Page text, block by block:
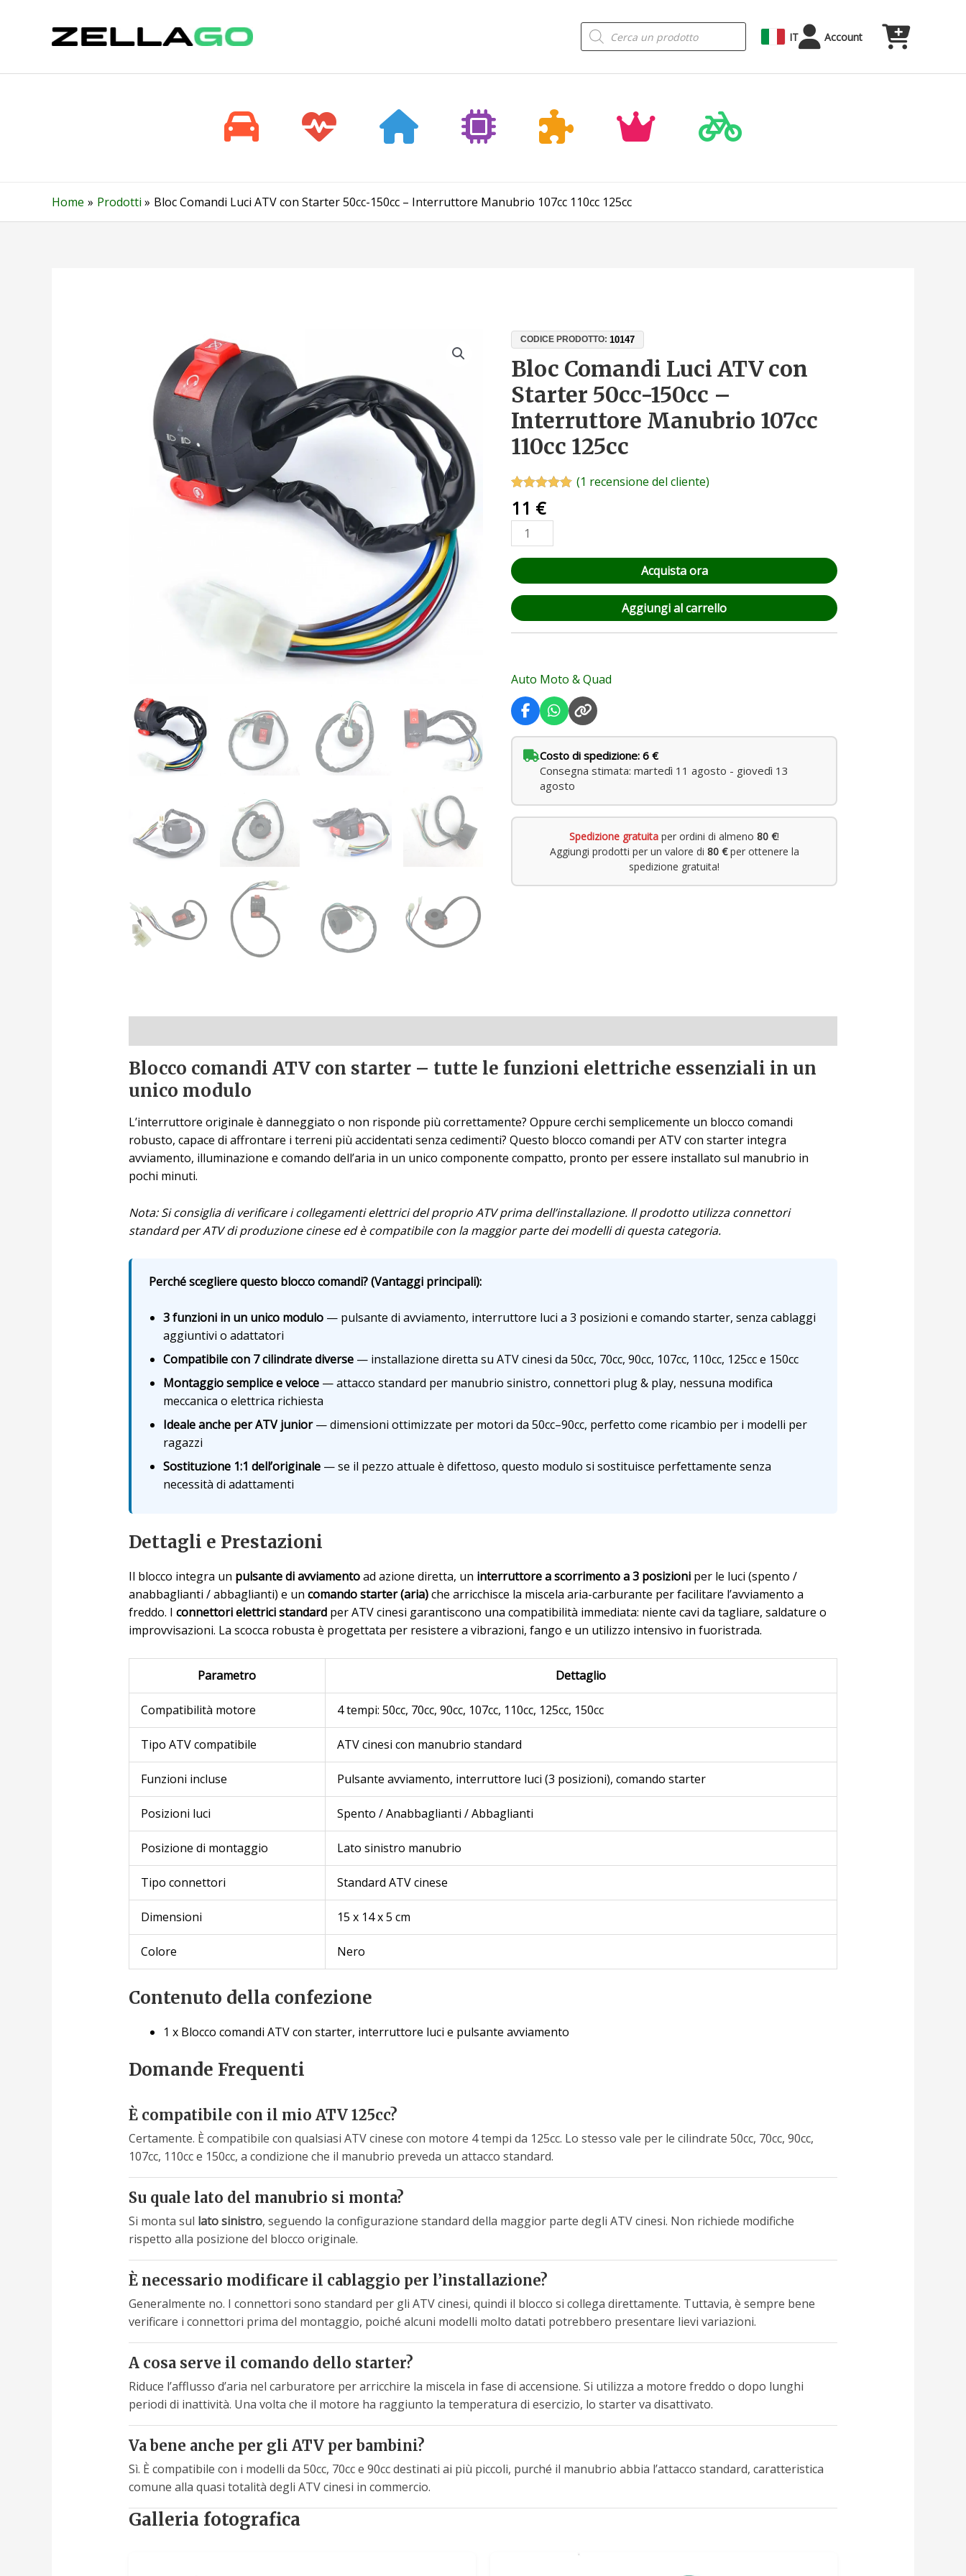
contenuto
Products
search IT Account
Home Prodotti Bloc Comandi Luci ATV con Starter 50cc-150cc – Interruttore Manubrio 107cc 110cc 125cc
CODICE PRODOTTO:10147
Bloc Comandi Luci ATV con
Starter 50cc-150cc –
Interruttore Manubrio 107cc
110cc 125cc
su 5 su
base di
recensioni
(1 recensione del cliente)
11 €
Bloc
Comandi
Luci
ATV
con
Starter
50cc-
–
Interruttore
Manubrio
107cc
125cc
quantità
Acquista ora
Aggiungi al carrello
Auto Moto & Quad
Costo di spedizione: 6 €
Consegna stimata: martedì 11 agosto - giovedì 13
agosto
Spedizione gratuita per ordini di almeno80 €!
Aggiungi prodotti per un valore di 80 €per ottenere la
spedizione gratuita!
Blocco comandi ATV con starter – tutte le funzioni elettriche essenziali in un
unico modulo
L’interruttore originale è danneggiato o non risponde più correttamente? Oppure cerchi semplicemente un blocco comandi
robusto, capace di affrontare i terreni più accidentati senza cedimenti? Questo blocco comandi per ATV con starter integra
avviamento, illuminazione e comando dell’aria in un unico componente compatto, pronto per essere installato sul manubrio in
pochi minuti.
Nota: Si consiglia di verificare i collegamenti elettrici del proprio ATV prima dell’installazione. Il prodotto utilizza connettori
standard per ATV di produzione cinese ed è compatibile con la maggior parte dei modelli di questa categoria.
Perché scegliere questo blocco comandi? (Vantaggi principali):
3 funzioni in un unico modulo— pulsante di avviamento, interruttore luci a 3 posizioni e comando starter, senza cablaggi
aggiuntivi o adattatori
Compatibile con 7 cilindrate diverse— installazione diretta su ATV cinesi da 50cc, 70cc, 90cc, 107cc, 110cc, 125cc e 150cc
Montaggio semplice e veloce— attacco standard per manubrio sinistro, connettori plug & play, nessuna modifica
meccanica o elettrica richiesta
Ideale anche per ATV junior— dimensioni ottimizzate per motori da 50cc–90cc, perfetto come ricambio per i modelli per
ragazzi
Sostituzione 1:1 dell’originale— se il pezzo attuale è difettoso, questo modulo si sostituisce perfettamente senza
necessità di adattamenti
Dettagli e Prestazioni
Il blocco integra un pulsante di avviamentoad azione diretta, un interruttore a scorrimento a 3 posizioniper le luci (spento /
anabbaglianti / abbaglianti) e un comando starter (aria)che arricchisce la miscela aria-carburante per facilitare l’avviamento a
freddo. I connettori elettrici standardper ATV cinesi garantiscono una compatibilità immediata: niente cavi da tagliare, saldature o
improvvisazioni. La scocca robusta è progettata per resistere a vibrazioni, fango e un utilizzo intensivo in fuoristrada.
Parametro Dettaglio
Compatibilità motore 4 tempi: 50cc, 70cc, 90cc, 107cc, 110cc, 125cc, 150cc
Tipo ATV compatibile ATV cinesi con manubrio standard
Funzioni incluse Pulsante avviamento, interruttore luci (3 posizioni), comando starter
Posizioni luci Spento / Anabbaglianti / Abbaglianti
Posizione di montaggio Lato sinistro manubrio
Tipo connettori Standard ATV cinese
Dimensioni 15 x 14 x 5 cm
Colore Nero
Contenuto della confezione
1 x Blocco comandi ATV con starter, interruttore luci e pulsante avviamento
Domande Frequenti
È compatibile con il mio ATV 125cc?
Certamente. È compatibile con qualsiasi ATV cinese con motore 4 tempi da 125cc. Lo stesso vale per le cilindrate 50cc, 70cc, 90cc,
107cc, 110cc e 150cc, a condizione che il manubrio preveda un attacco standard.
Su quale lato del manubrio si monta?
Si monta sul lato sinistro, seguendo la configurazione standard della maggior parte degli ATV cinesi. Non richiede modifiche
rispetto alla posizione del blocco originale.
È necessario modificare il cablaggio per l’installazione?
Generalmente no. I connettori sono standard per gli ATV cinesi, quindi il blocco si collega direttamente. Tuttavia, è sempre bene
verificare i connettori prima del montaggio, poiché alcuni modelli molto datati potrebbero presentare lievi variazioni.
A cosa serve il comando dello starter?
Riduce l’afflusso d’aria nel carburatore per arricchire la miscela in fase di accensione. Si utilizza a motore freddo o dopo lunghi
periodi di inattività. Una volta che il motore ha raggiunto la temperatura di esercizio, lo starter va disattivato.
Va bene anche per gli ATV per bambini?
Sì. È compatibile con i modelli da 50cc, 70cc e 90cc destinati ai più piccoli, purché il manubrio abbia l’attacco standard, caratteristica
comune alla quasi totalità degli ATV cinesi in commercio.
Galleria fotografica